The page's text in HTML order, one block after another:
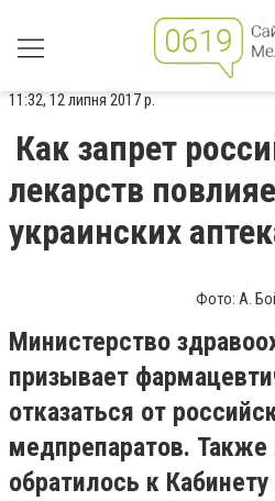
11:32, 12 липня 2017 р.
Как запрет
лекарств
украинских
Фото: А.
Министерство
призывает
отказаться от
медпрепаратов.
обратилось к